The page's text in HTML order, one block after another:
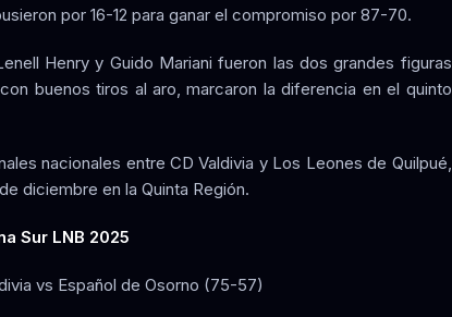
por 16-12 para ganar el compromiso por 87-70.
Henry y Guido Mariani fueron las dos grandes figuras
buenos tiros al aro, marcaron la diferencia en el quinto
nacionales entre CD Valdivia y Los Leones de Quilpué,
diciembre en la Quinta Región.
Sur LNB 2025
vs Español de Osorno (75-57)